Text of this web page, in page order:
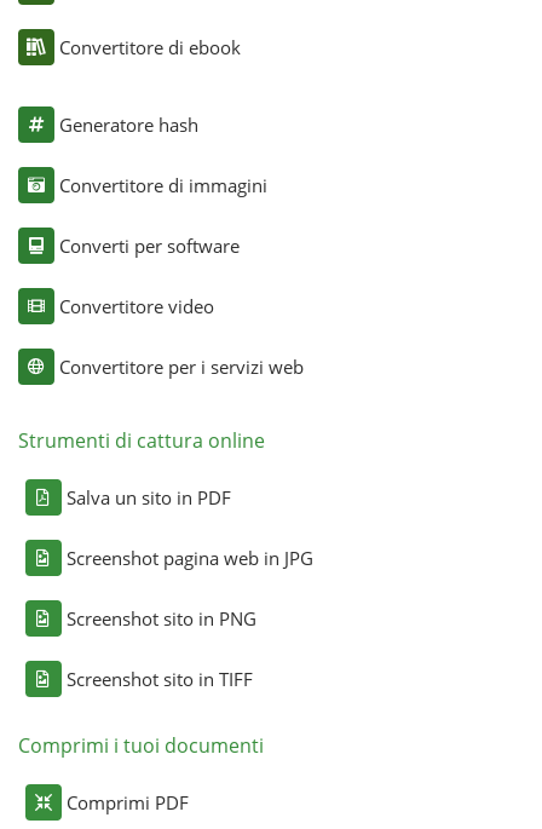
Convertitore di ebook
Generatore hash
Convertitore di immagini
Converti per software
Convertitore video
Convertitore per i servizi web
Strumenti di cattura online
Salva un sito in PDF
Screenshot pagina web in JPG
Screenshot sito in PNG
Screenshot sito in TIFF
Comprimi i tuoi documenti
Comprimi PDF